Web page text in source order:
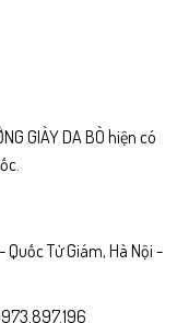
GIÀY DA BÒ hiện có
Quốc Tử Giám, Hà Nội -